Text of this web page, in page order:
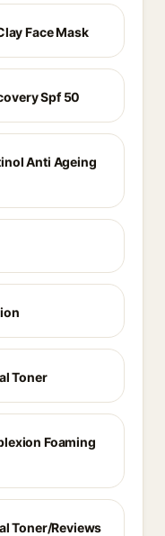
Face Mask
Spf 50
Anti Ageing
Toner
Foaming
Toner/Reviews